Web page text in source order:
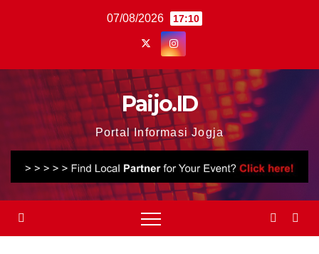
07/08/2026 17:10
Paijo.ID
Portal Informasi Jogja